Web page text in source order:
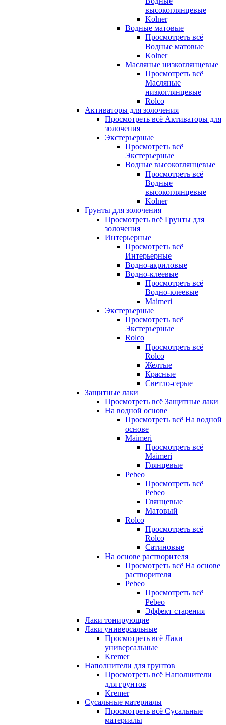
высокоглянцевые
Kolner
Водные матовые
Просмотреть всё
Водные матовые
Kolner
Масляные низкоглянцевые
Просмотреть всё
Масляные
низкоглянцевые
Rolco
Активаторы для золочения
Просмотреть всё Активаторы для
золочения
Экстерьерные
Просмотреть всё
Экстерьерные
Водные высокоглянцевые
Просмотреть всё
Водные
высокоглянцевые
Kolner
Грунты для золочения
Просмотреть всё Грунты для
золочения
Интерьерные
Просмотреть всё
Интерьерные
Водно-акриловые
Водно-клеевые
Просмотреть всё
Водно-клеевые
Maimeri
Экстерьерные
Просмотреть всё
Экстерьерные
Rolco
Просмотреть всё
Rolco
Желтые
Красные
Светло-серые
Защитные лаки
Просмотреть всё Защитные лаки
На водной основе
Просмотреть всё На водной
основе
Maimeri
Просмотреть всё
Maimeri
Глянцевые
Pebeo
Просмотреть всё
Pebeo
Глянцевые
Матовый
Rolco
Просмотреть всё
Rolco
Сатиновые
На основе растворителя
Просмотреть всё На основе
растворителя
Pebeo
Просмотреть всё
Pebeo
Эффект старения
Лаки тонирующие
Лаки универсальные
Просмотреть всё Лаки
универсальные
Kremer
Наполнители для грунтов
Просмотреть всё Наполнители
для грунтов
Kremer
Сусальные материалы
Просмотреть всё Сусальные
материалы